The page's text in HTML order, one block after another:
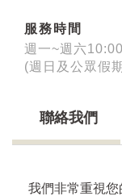
服務時間
週一~週六
(週日及公眾假
聯絡我們
我們非常重視